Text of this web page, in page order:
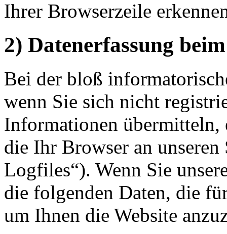
Ihrer Browserzeile
2) Datenerfassung
Bei der bloß
wenn Sie sich nicht
Informationen übermitteln,
die Ihr Browser an
Logfiles“). Wenn Sie
die folgenden Daten, die
um Ihnen die Website